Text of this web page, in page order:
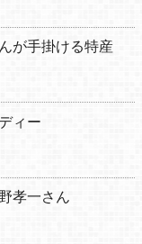
が手掛ける特産
ィー
孝一さん